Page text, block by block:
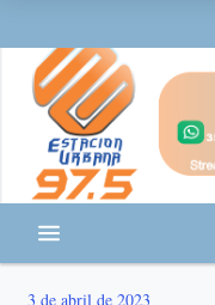
3 de abril de 2023